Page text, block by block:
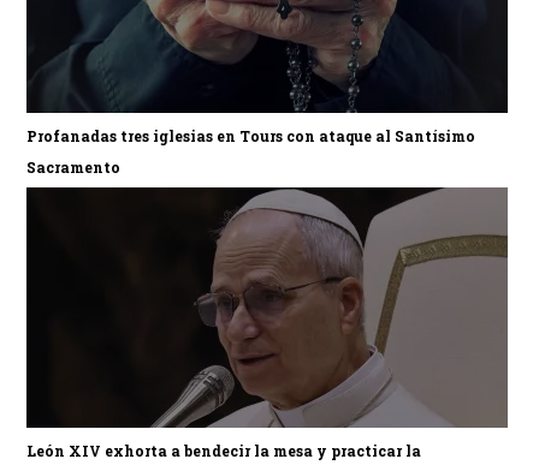
Profanadas tres iglesias en Tours con ataque al Santísimo
Sacramento
León XIV exhorta a bendecir la mesa y practicar la